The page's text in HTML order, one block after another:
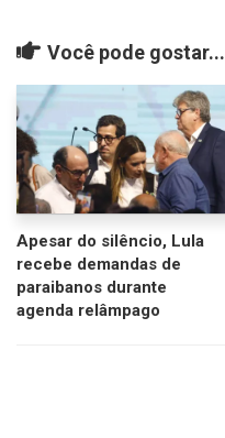
Você pode gostar...
Apesar do silêncio, Lula
recebe demandas de
paraibanos durante
agenda relâmpago